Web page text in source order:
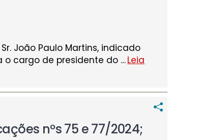
João Paulo Martins, indicado
o cargo de presidente do …Leia
nºs 75 e 77/2024;